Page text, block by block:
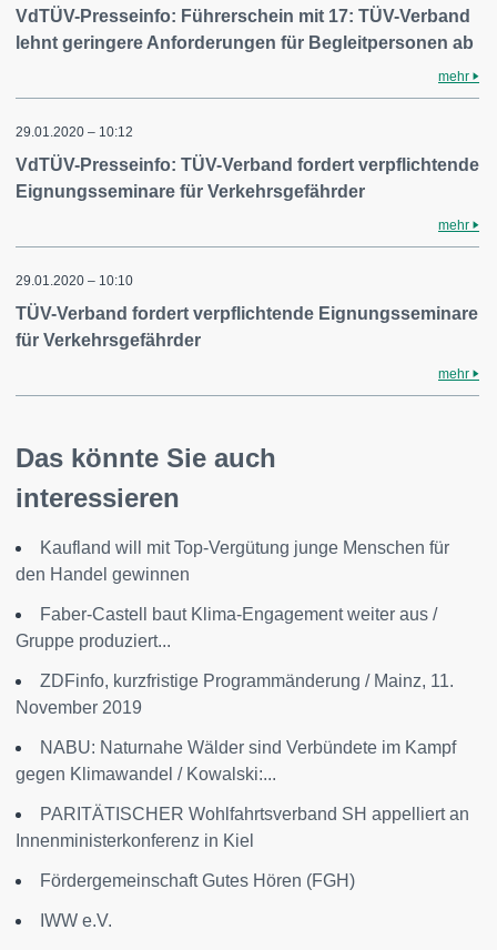
VdTÜV-Presseinfo: Führerschein mit 17: TÜV-Verband
lehnt geringere Anforderungen für Begleitpersonen ab
mehr
29.01.2020 – 10:12
VdTÜV-Presseinfo: TÜV-Verband fordert verpflichtende
Eignungsseminare für Verkehrsgefährder
mehr
29.01.2020 – 10:10
TÜV-Verband fordert verpflichtende Eignungsseminare
für Verkehrsgefährder
mehr
Das könnte Sie auch
interessieren
Kaufland will mit Top-Vergütung junge Menschen für
den Handel gewinnen
Faber-Castell baut Klima-Engagement weiter aus /
Gruppe produziert...
ZDFinfo, kurzfristige Programmänderung / Mainz, 11.
November 2019
NABU: Naturnahe Wälder sind Verbündete im Kampf
gegen Klimawandel / Kowalski:...
PARITÄTISCHER Wohlfahrtsverband SH appelliert an
Innenministerkonferenz in Kiel
Fördergemeinschaft Gutes Hören (FGH)
IWW e.V.